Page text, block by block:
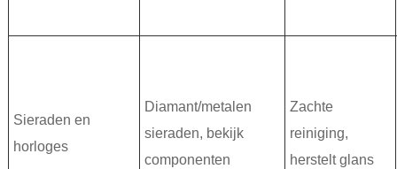
Sieraden en
horloges
Diamant/metalen
sieraden, bekijk
componenten
Zachte
reiniging,
herstelt glans